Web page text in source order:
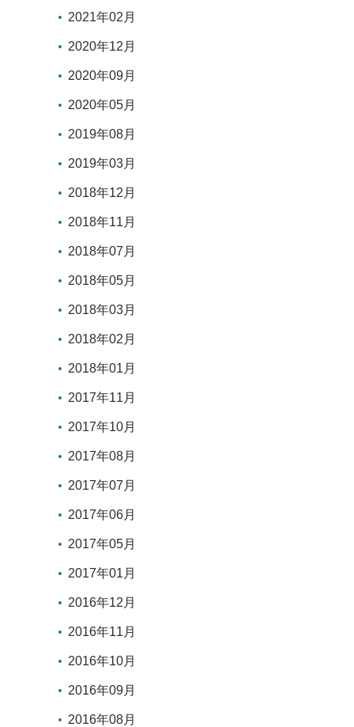
2021年02月
2020年12月
2020年09月
2020年05月
2019年08月
2019年03月
2018年12月
2018年11月
2018年07月
2018年05月
2018年03月
2018年02月
2018年01月
2017年11月
2017年10月
2017年08月
2017年07月
2017年06月
2017年05月
2017年01月
2016年12月
2016年11月
2016年10月
2016年09月
2016年08月